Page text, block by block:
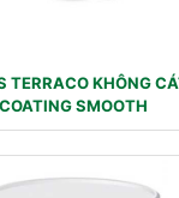
TERRACO KHÔNG
COATING SMOOTH